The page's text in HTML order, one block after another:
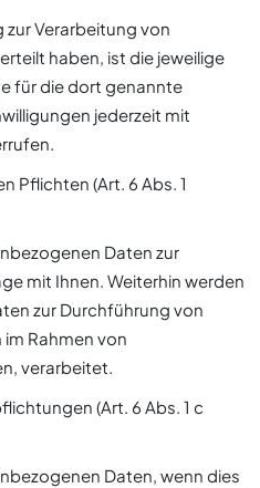
zur Verarbeitung von
haben, ist die jeweilige
für die dort genannte
jederzeit mit
Pflichten (Art. 6 Abs. 1
Daten zur
mit Ihnen. Weiterhin werden
zur Durchführung von
Rahmen von
verarbeitet.
(Art. 6 Abs. 1 c
Daten, wenn dies